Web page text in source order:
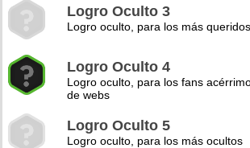
Logro Oculto 3
Logro oculto, para los más queridos
Logro Oculto 4
Logro oculto, para los fans
de webs
Logro Oculto 5
Logro oculto, para los más ocultos